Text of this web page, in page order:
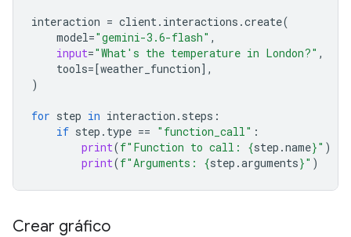
interaction = client. interactions .create(
model="gemini-3.6-flash" ,
input="What's the temperature in London?" ,
tools=[weather_function],
)
for step in interaction . steps :
if step . type == "function_call" :
print(f"Function to call: {step .name}" )
print(f"Arguments: {step .arguments}" )
Crear gráfico